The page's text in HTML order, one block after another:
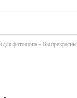
для фотошопа – Вы прекрасны